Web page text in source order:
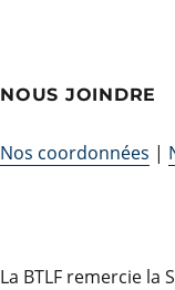
NOUS JOINDRE
Nos coordonnées |
La BTLF remercie la